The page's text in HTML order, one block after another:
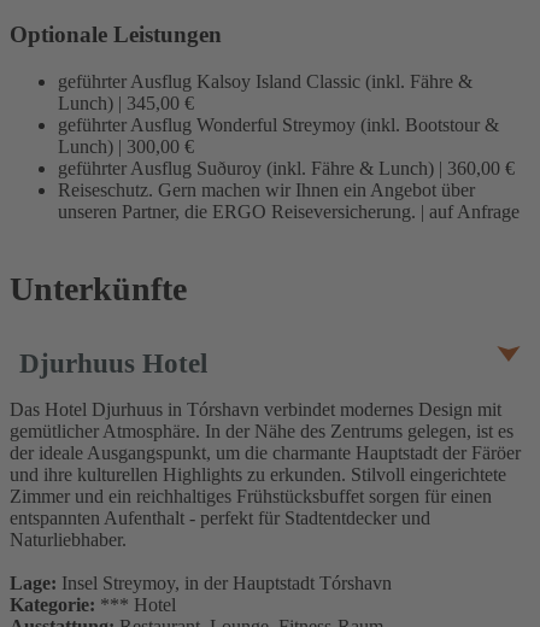
Optionale Leistungen
geführter Ausflug Kalsoy Island Classic (inkl. Fähre &
Lunch) | 345,00 €
geführter Ausflug Wonderful Streymoy (inkl. Bootstour &
Lunch) | 300,00 €
geführter Ausflug Suðuroy (inkl. Fähre & Lunch) | 360,00 €
Reiseschutz. Gern machen wir Ihnen ein Angebot über
unseren Partner, die ERGO Reiseversicherung. | auf Anfrage
Unterkünfte
Djurhuus Hotel
Das Hotel Djurhuus in Tórshavn verbindet modernes Design mit
gemütlicher Atmosphäre. In der Nähe des Zentrums gelegen, ist es
der ideale Ausgangspunkt, um die charmante Hauptstadt der Färöer
und ihre kulturellen Highlights zu erkunden. Stilvoll eingerichtete
Zimmer und ein reichhaltiges Frühstücksbuffet sorgen für einen
entspannten Aufenthalt - perfekt für Stadtentdecker und
Naturliebhaber.
Lage: Insel Streymoy, in der Hauptstadt Tórshavn
Kategorie: *** Hotel